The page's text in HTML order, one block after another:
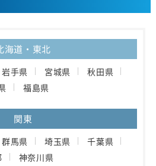
海道・東北
岩手県 宮城県
秋田県
福島県
関東
群馬県 埼玉県
千葉県
神奈川県